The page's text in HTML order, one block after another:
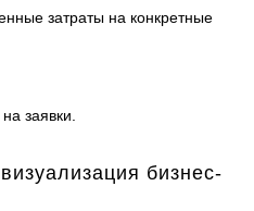
затраты на конкретные
заявки.
бизнес-